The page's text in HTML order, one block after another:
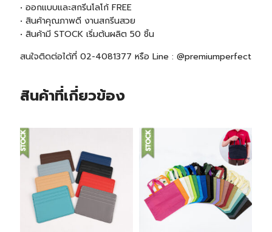
• ออกแบบและสกรีนโลโก้ FREE
• สินค้าคุณภาพดี งานสกรีนสวย
• สินค้ามีSTOCK เริ่มต้นผลิต 50 ชิ้น
สนใจติดต่อได้ที่ 02-4081377 หรือ Line : @premiumperfect
สินค้าที่เกี่ยวข้อง